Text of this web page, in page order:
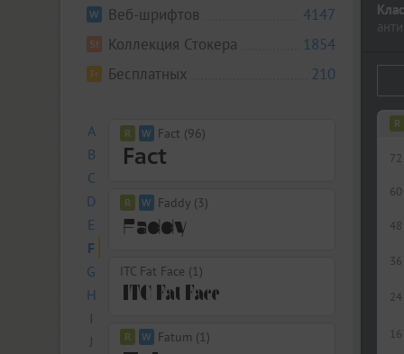
Веб-шрифтов
4147
Коллекция Стокера
1854
Бесплатных
210
A
B
C
D
E
F
G
H
I
J
Fact (96)
Faddy (3)
ITC Fat Face (1)
Fatum (1)